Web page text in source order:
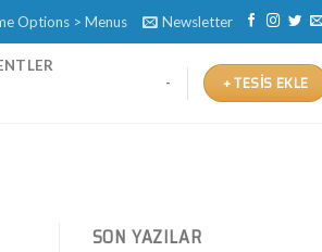
Options > Menus Newsletter
-
+ TESIS EKLE
SON YAZILAR